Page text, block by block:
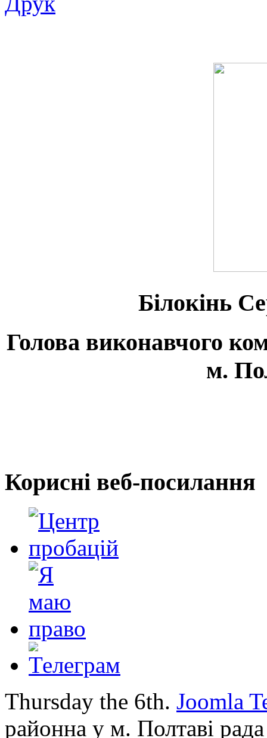
Білокінь
Голова виконавчого
м.
Корисні веб-посилання
Thursday the 6th. Joomla
районна у м. Полтаві рада